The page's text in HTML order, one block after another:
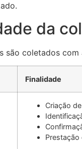
da
são coletados
Finalidade
Criação